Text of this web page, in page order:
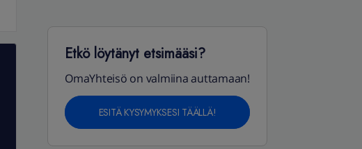
Etkö löytänyt etsimääsi?
OmaYhteisö on valmiina auttamaan!
ESITÄ KYSYMYKSESI TÄÄLLÄ!